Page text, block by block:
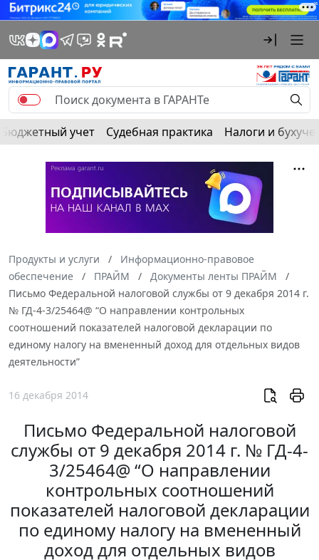
Бюджетный учет Судебная практика Налоги и
Продукты и услуги
Информационно-правовое
обеспечение
ПРАЙМ
Документы ленты ПРАЙМ
Письмо Федеральной налоговой службы от 9 декабря 2014 г.
№ ГД-4-3/25464@ “О направлении контрольных
соотношений показателей налоговой декларации по
единому налогу на вмененный доход для отдельных видов
деятельности”
16 декабря 2014
Письмо Федеральной налоговой
службы от 9 декабря 2014 г. № ГД-4-
3/25464@ “О направлении
контрольных соотношений
показателей налоговой декларации
по единому налогу на вмененный
доход для отдельных видов